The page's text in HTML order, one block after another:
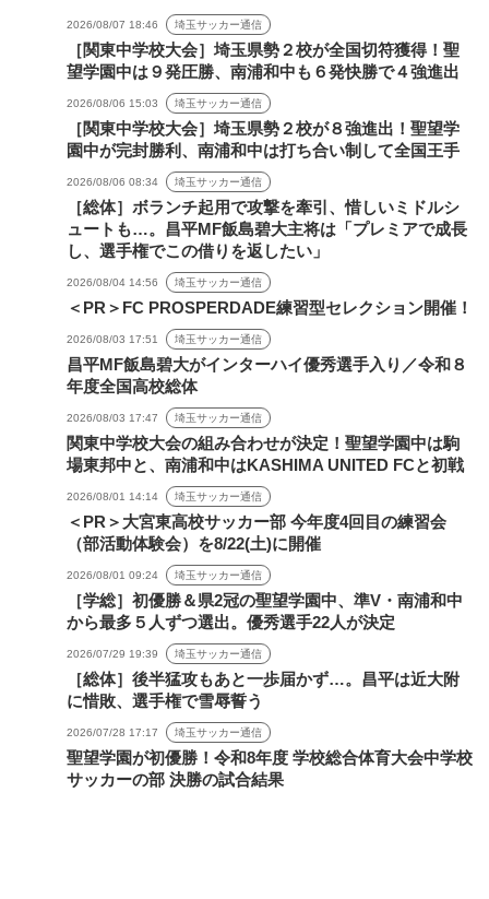
2026/08/07 18:46 埼玉サッカー通信
［関東中学校大会］埼玉県勢２校が全国切符獲得！聖
望学園中は９発圧勝、南浦和中も６発快勝で４強進出
2026/08/06 15:03 埼玉サッカー通信
［関東中学校大会］埼玉県勢２校が８強進出！聖望学
園中が完封勝利、南浦和中は打ち合い制して全国王手
2026/08/06 08:34 埼玉サッカー通信
［総体］ボランチ起用で攻撃を牽引、惜しいミドルシ
ュートも…。昌平MF飯島碧大主将は「プレミアで成長
し、選手権でこの借りを返したい」
2026/08/04 14:56 埼玉サッカー通信
＜PR＞FC PROSPERDADE練習型セレクション開催！
2026/08/03 17:51 埼玉サッカー通信
昌平MF飯島碧大がインターハイ優秀選手入り／令和８
年度全国高校総体
2026/08/03 17:47 埼玉サッカー通信
関東中学校大会の組み合わせが決定！聖望学園中は駒
場東邦中と、南浦和中はKASHIMA UNITED FCと初戦
2026/08/01 14:14 埼玉サッカー通信
＜PR＞大宮東高校サッカー部 今年度4回目の練習会
（部活動体験会）を8/22(土)に開催
2026/08/01 09:24 埼玉サッカー通信
［学総］初優勝＆県2冠の聖望学園中、準V・南浦和中
から最多５人ずつ選出。優秀選手22人が決定
2026/07/29 19:39 埼玉サッカー通信
［総体］後半猛攻もあと一歩届かず…。昌平は近大附
に惜敗、選手権で雪辱誓う
2026/07/28 17:17 埼玉サッカー通信
聖望学園が初優勝！令和8年度 学校総合体育大会中学校
サッカーの部 決勝の試合結果